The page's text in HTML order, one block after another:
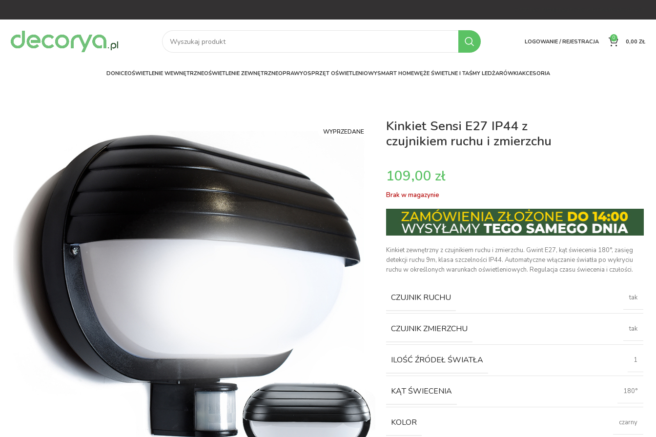
LOGOWANIE / REJESTRACJA
0
0,00 ZŁ
DONICEOŚWIETLENIE WEWNĘTRZNEOŚWIETLENIE ZEWNĘTRZNEOPRAWYOSPRZĘT OŚWIETLENIOWYSMART HOMEWĘŻE ŚWIETLNE I TAŚMY LEDŻARÓWKIAKCESORIA
WYPRZEDANE
Kinkiet Sensi E27 IP44 z
czujnikiem ruchu i zmierzchu
zł
Brak w magazynie
Kinkiet zewnętrzny z czujnikiem ruchu i zmierzchu. Gwint E27, kąt świecenia 180°, zasięg
detekcji ruchu 9m, klasa szczelności IP44. Automatyczne włączanie światła po wykryciu
ruchu w określonych warunkach oświetleniowych. Regulacja czasu świecenia i czułości.
CZUJNIK RUCHU tak
CZUJNIK ZMIERZCHU tak
ILOŚĆ ŹRÓDEŁ ŚWIATŁA 1
KĄT ŚWIECENIA 180°
KOLOR czarny